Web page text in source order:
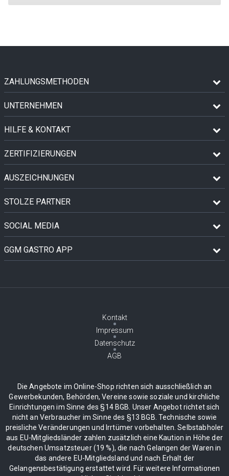
ZAHLUNGSMETHODEN
UNTERNEHMEN
HILFE & KONTAKT
ZERTIFIZIERUNGEN
AUSZEICHNUNGEN
STOLZE PARTNER
SOCIAL MEDIA
GGM GASTRO APP
Kontakt
Impressum
Datenschutz
AGB
Die Angebote im Online-Shop richten sich ausschließlich an
Gewerbekunden, Behörden, Vereine sowie soziale und kirchliche
Einrichtungen im Sinne des §14 BGB. Unser Angebot richtet sich
nicht an Verbraucher im Sinne des §13 BGB. Technische sowie
preisliche Veränderungen und Irrtümer vorbehalten. Selbstabholer
aus EU-Mitgliedsländer zahlen zusätzlich eine Kaution in Höhe der
deutschen Umsatzsteuer (19 %), die nach Gelangen der Waren in
das andere EU-Mitgliedsland und nach Erhalt der
Gelangensbestätigung erstattet wird. Für weitere Informationen